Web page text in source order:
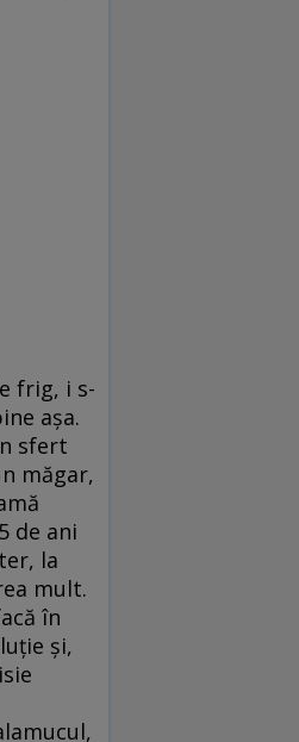
frig, i s-
aşa.
sfert
măgar,
de ani
la
mult.
în
şi,